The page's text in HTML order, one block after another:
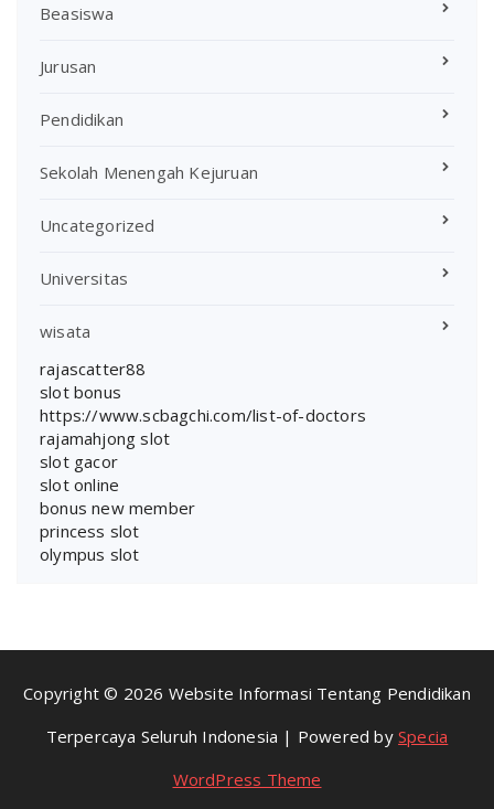
Beasiswa
Jurusan
Pendidikan
Sekolah Menengah Kejuruan
Uncategorized
Universitas
wisata
rajascatter88
slot bonus
https://www.scbagchi.com/list-of-doctors
rajamahjong slot
slot gacor
slot online
bonus new member
princess slot
olympus slot
Copyright © 2026 Website Informasi Tentang Pendidikan
Terpercaya Seluruh Indonesia | Powered bySpecia
WordPress Theme